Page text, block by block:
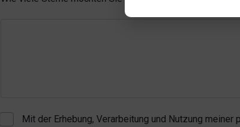
Mit der Erhebung, Verarbeitung und Nutzung